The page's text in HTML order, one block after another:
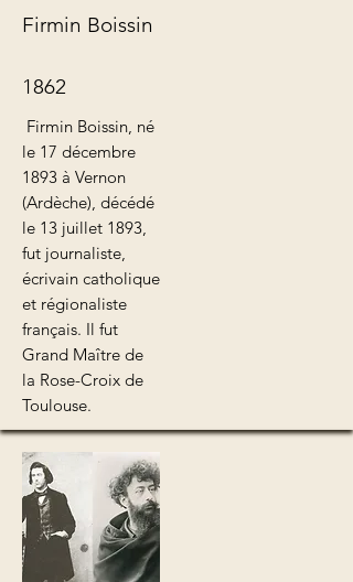
Firmin Boissin
1862
Firmin Boissin, né
le 17 décembre
1893 à Vernon
(Ardèche), décédé
le 13 juillet 1893,
fut journaliste,
écrivain catholique
et régionaliste
français. Il fut
Grand Maître de
la Rose-Croix de
Toulouse.